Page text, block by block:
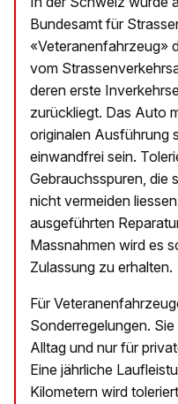
Bundesamt für
«Veteranenfahrzeug»
vom
deren erste
zurückliegt. Das Auto
originalen Ausführung
einwandfrei sein.
Gebrauchsspuren, die
nicht vermeiden
ausgeführten
Massnahmen wird es
Zulassung zu erhalten.
Für
Sonderregelungen.
Alltag und nur für
Eine jährliche
Kilometern wird